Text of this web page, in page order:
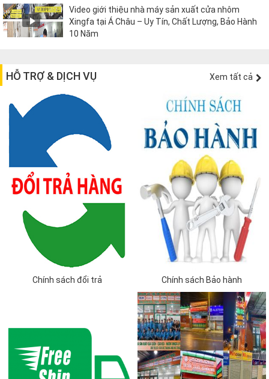
Video giới thiệu nhà máy sản xuất cửa nhôm
Xingfa tại Á Châu – Uy Tín, Chất Lượng, Bảo Hành
10 Năm
HỖ TRỢ & DỊCH VỤ Xem tất cả
Chính sách đổi trả Chính sách Bảo hành